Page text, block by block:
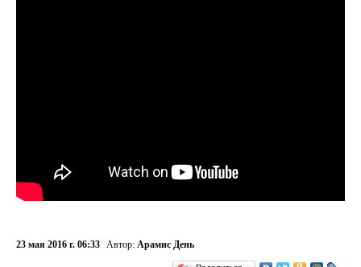
23 мая 2016 г. 06:33 Автор: Арамис День